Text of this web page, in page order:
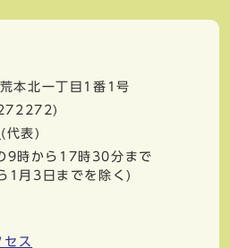
本北一丁目1番1号
(代表)
9時から17時30分まで
1月3日までを除く)
セス